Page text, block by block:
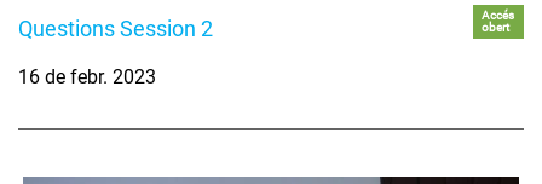
Questions Session 2
Accés
obert
16 de febr. 2023